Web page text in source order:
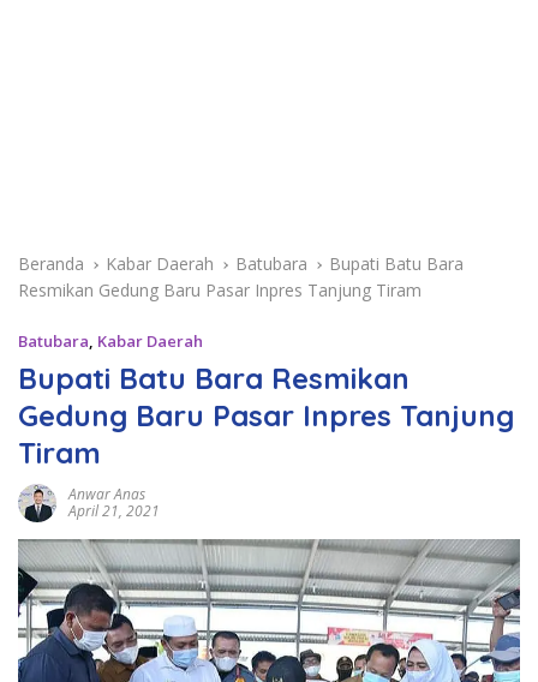
Beranda Kabar Daerah Batubara
Bupati Batu Bara
Resmikan Gedung Baru Pasar Inpres Tanjung Tiram
Batubara, Kabar Daerah
Bupati Batu Bara Resmikan
Gedung Baru Pasar Inpres Tanjung
Tiram
Anwar Anas
April 21, 2021